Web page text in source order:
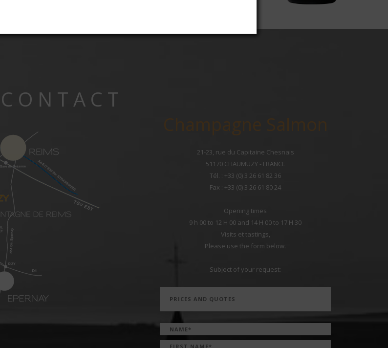
CONTACT
21-23, rue du Capitaine Chesnais
51170 CHAUMUZY - FRANCE
Tél. : +33 (0) 3 26 61 82 36
Fax : +33 (0) 3 26 61 80 24
Opening times
9 h 00 to 12 H 00 and 14 H 00 to 17 H 30
Visits et tastings,
Please use the form below.
Subject of your request: